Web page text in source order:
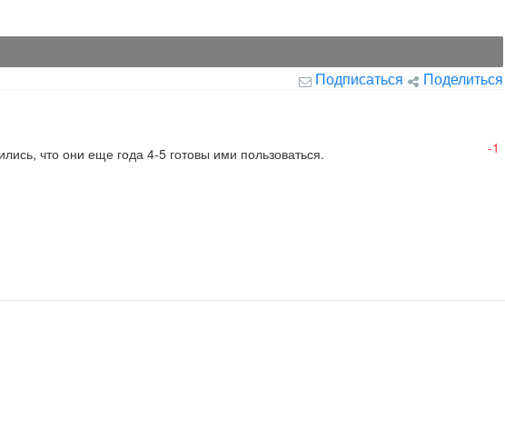
Подписаться Поделиться
что они еще года 4-5 готовы ими пользоваться.